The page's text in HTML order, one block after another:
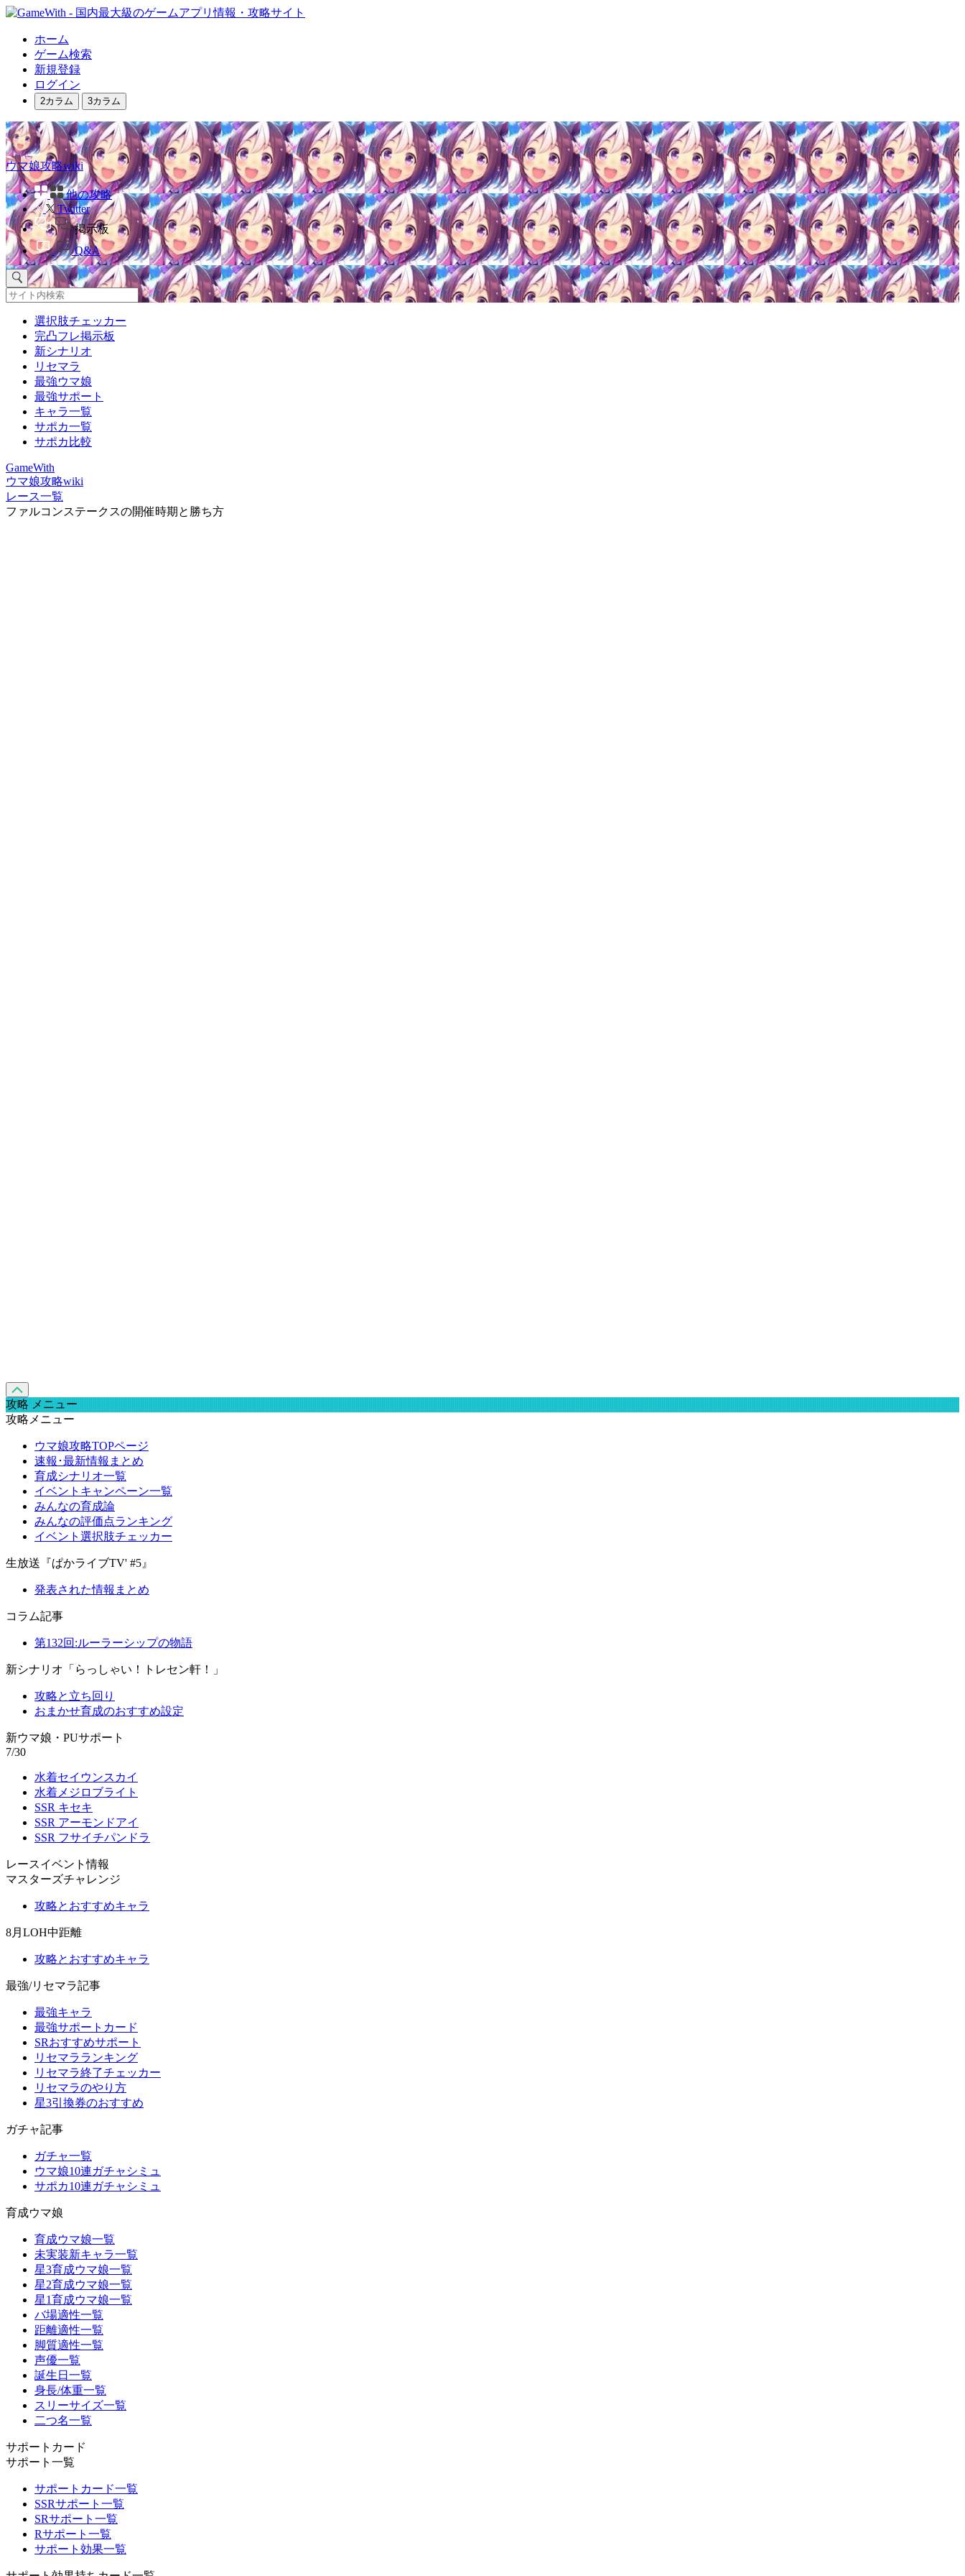
ホーム
ゲーム検索
新規登録
ログイン
2カラム 3カラム
ウマ娘攻略wiki
他の攻略
Twitter
掲示板
Q&A
選択肢チェッカー
完凸フレ掲示板
新シナリオ
リセマラ
最強ウマ娘
最強サポート
キャラ一覧
サポカ一覧
サポカ比較
GameWith
ウマ娘攻略wiki
レース一覧
ファルコンステークスの開催時期と勝ち方
攻略 メニュー
攻略メニュー
ウマ娘攻略TOPページ
速報･最新情報まとめ
育成シナリオ一覧
イベントキャンペーン一覧
みんなの育成論
みんなの評価点ランキング
イベント選択肢チェッカー
生放送『ぱかライブTV' #5』
発表された情報まとめ
コラム記事
第132回:ルーラーシップの物語
新シナリオ「らっしゃい！トレセン軒！」
攻略と立ち回り
おまかせ育成のおすすめ設定
新ウマ娘・PUサポート
7/30
水着セイウンスカイ
水着メジロブライト
SSR キセキ
SSR アーモンドアイ
SSR フサイチパンドラ
レースイベント情報
マスターズチャレンジ
攻略とおすすめキャラ
8月LOH中距離
攻略とおすすめキャラ
最強/リセマラ記事
最強キャラ
最強サポートカード
SRおすすめサポート
リセマラランキング
リセマラ終了チェッカー
リセマラのやり方
星3引換券のおすすめ
ガチャ記事
ガチャ一覧
ウマ娘10連ガチャシミュ
サポカ10連ガチャシミュ
育成ウマ娘
育成ウマ娘一覧
未実装新キャラ一覧
星3育成ウマ娘一覧
星2育成ウマ娘一覧
星1育成ウマ娘一覧
バ場適性一覧
距離適性一覧
脚質適性一覧
声優一覧
誕生日一覧
身長/体重一覧
スリーサイズ一覧
二つ名一覧
サポートカード
サポート一覧
サポートカード一覧
SSRサポート一覧
SRサポート一覧
Rサポート一覧
サポート効果一覧